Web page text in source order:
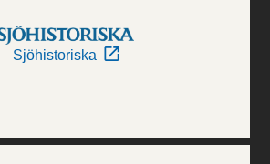
Sjöhistoriska